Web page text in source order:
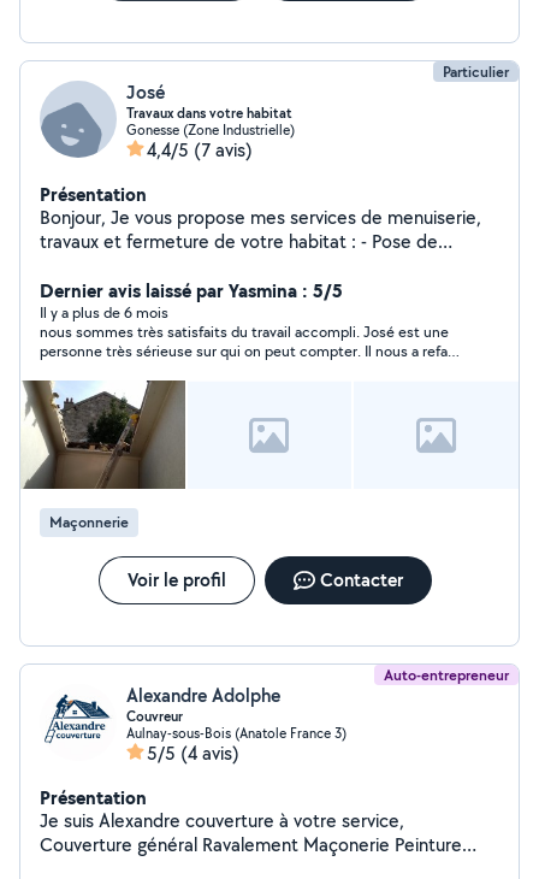
Particulier
José
Travaux dans votre habitat
Gonesse (Zone Industrielle)
4,4/5 (7 avis)
Présentation
Bonjour, Je vous propose mes services de menuiserie,
travaux et fermeture de votre habitat : - Pose de
intérieur et extérieur - Pose de fenêtres, velux (bois, alu,
pvc) - Pose de portails extérieur (électriques) - Cloison
jardin et maison - Pose de portes - Électricité.. N'hésitez
pas à me contacter pour plus d'informations. Je suis
portugais et sérieux.
Dernier avis laissé par Yasmina : 5/5
Il y a plus de 6 mois
nous sommes très satisfaits du travail accompli. José est une
personne très sérieuse sur qui on peut compter. Il nous a refait
pvc solaires. il travaille de façon remarquable.
Maçonnerie
Voir le profil Contacter
Auto-entrepreneur
Alexandre Adolphe
Couvreur
Aulnay-sous-Bois (Anatole France 3)
5/5 (4 avis)
Présentation
Je suis Alexandre couverture à votre service,
Couverture général Ravalement Maçonerie Peinture